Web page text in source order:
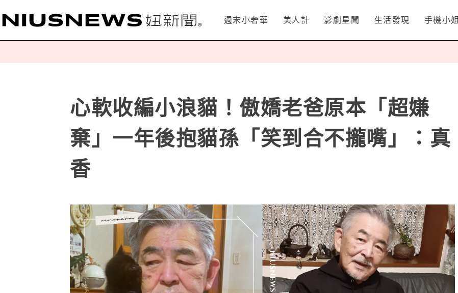
週末小奢華 美人計 影劇星聞 生活發現 手機小姐
心軟收編小浪貓！傲嬌老爸原本「超嫌
棄」一年後抱貓孫「笑到合不攏嘴」：真
香